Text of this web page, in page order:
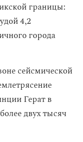
границы:
4,2
города
сейсмической
Герат в
более двух тысяч